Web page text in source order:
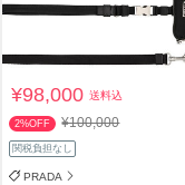
¥98,000送料込
2%OFF ¥100,000
関税負担なし
PRADA